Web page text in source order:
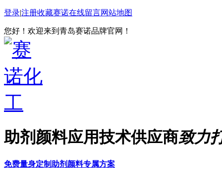
登录|注册收藏赛诺在线留言网站地图
您好！欢迎来到青岛赛诺品牌官网！
助剂颜料应用技术供应商致力
免费量身定制助剂颜料专属方案